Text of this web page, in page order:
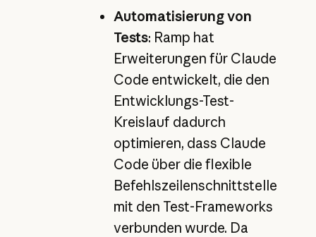
Automatisierung von
Tests: Ramp hat
Erweiterungen für Claude
Code entwickelt, die den
Entwicklungs-Test-
Kreislauf dadurch
optimieren, dass Claude
Code über die flexible
Befehlszeilenschnittstelle
mit den Test-Frameworks
verbunden wurde. Da